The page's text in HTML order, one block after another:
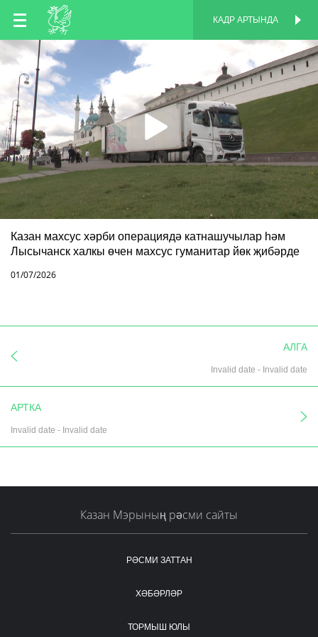
TT
RU
КАДР АРТЫНДА
Казан махсус хәрби операциядә катнашучылар һәм
Лысычанск халкы өчен махсус гуманитар йөк җибәрде
01/07/2026
АЛГА
Invalid date - Invalid date
АРТКА
Invalid date - Invalid date
Казан Мэрының рәсми сайты
РӘСМИ ЗАТТАН
ХӘБӘРЛӘР
ТОРМЫШ ЮЛЫ
КАДР АРТЫНДА